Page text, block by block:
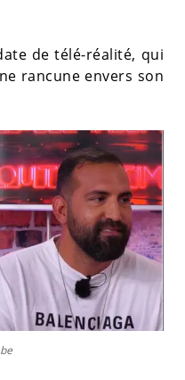
de télé-réalité, qui
rancune envers son